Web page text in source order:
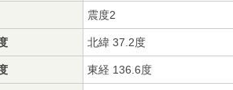
震度2
北緯 37.2度
東経 136.6度